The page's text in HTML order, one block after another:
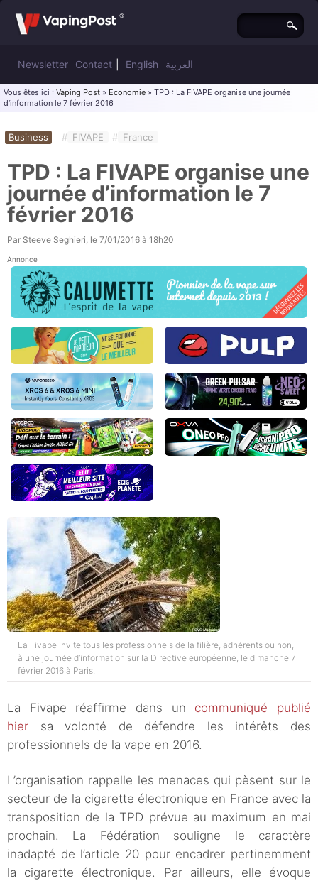
Newsletter Contact English العربية
Vous êtes ici : Vaping Post » Economie » TPD : La FIVAPE organise une journée
d’information le 7 février 2016
Business # FIVAPE # France
TPD : La FIVAPE organise une
journée d’information le 7
février 2016
Par Steeve Seghieri, le 7/01/2016 à 18h20
Annonce
La Fivape invite tous les professionnels de la filière, adhérents ou non,
à une journée d’information sur la Directive européenne, le dimanche 7
février 2016 à Paris.
La Fivape réaffirme dans un communiqué publié
hier sa volonté de défendre les intérêts des
professionnels de la vape en 2016.
L’organisation rappelle les menaces qui pèsent sur le
secteur de la cigarette électronique en France avec la
transposition de la TPD prévue au maximum en mai
prochain. La Fédération souligne le caractère
inadapté de l’article 20 pour encadrer pertinemment
la cigarette électronique. Par ailleurs, elle évoque